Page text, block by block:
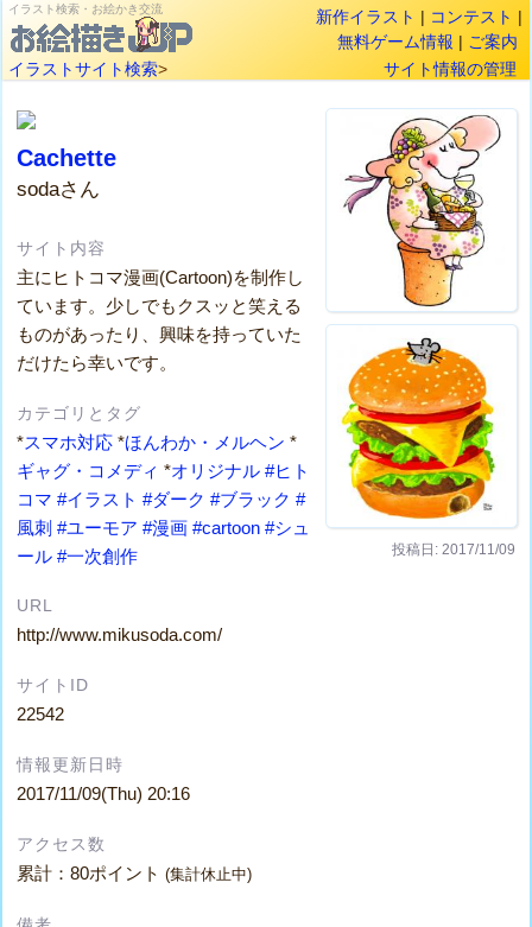
イラスト検索・お絵かき交流 新作イラスト | コンテスト |
無料ゲーム情報 | ご案内
イラストサイト検索> サイト情報の管理
投稿日: 2017/11/09
Cachette
sodaさん
サイト内容
主にヒトコマ漫画(Cartoon)を制作し
ています。少しでもクスッと笑える
ものがあったり、興味を持っていた
だけたら幸いです。
カテゴリとタグ
*スマホ対応 *ほんわか・メルヘン *
ギャグ・コメディ *オリジナル #ヒト
コマ #イラスト #ダーク #ブラック #
風刺 #ユーモア #漫画 #cartoon #シュ
ール #一次創作
URL
http://www.mikusoda.com/
サイトID
22542
情報更新日時
2017/11/09(Thu) 20:16
アクセス数
累計：80ポイント(集計休止中)